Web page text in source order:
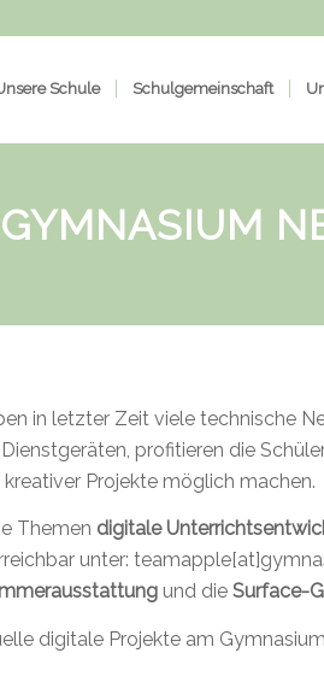
Schule Schulgemeinschaft
GYMNASIUM
in letzter Zeit viele technische
profitieren die
Projekte möglich machen.
Themen digitale
unter:
und die Surface-
digitale Projekte am